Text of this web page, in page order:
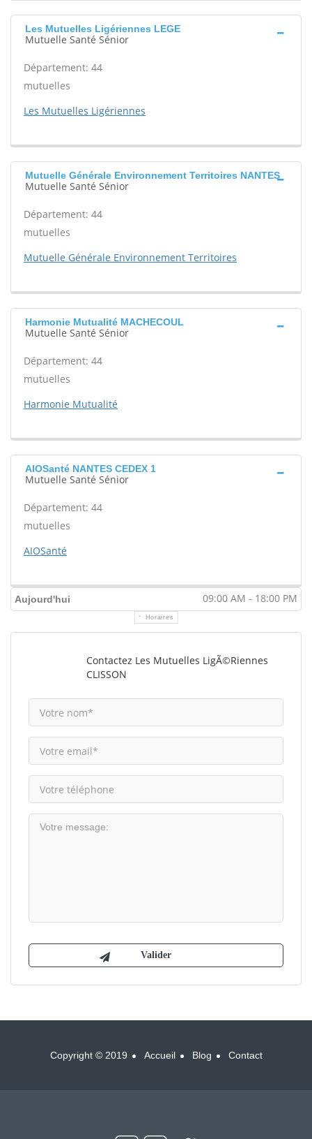
Les Mutuelles Ligériennes LEGE
Mutuelle Santé Sénior
Département: 44
mutuelles
Les Mutuelles Ligériennes
Mutuelle Générale Environnement Territoires NANTES
Mutuelle Santé Sénior
Département: 44
mutuelles
Mutuelle Générale Environnement Territoires
Harmonie Mutualité MACHECOUL
Mutuelle Santé Sénior
Département: 44
mutuelles
Harmonie Mutualité
AIOSanté NANTES CEDEX 1
Mutuelle Santé Sénior
Département: 44
mutuelles
AIOSanté
Aujourd'hui 09:00 AM - 18:00 PM
Horaires
Contactez Les Mutuelles LigÃ©riennes
CLISSON
Copyright © 2019 Accueil Blog Contact